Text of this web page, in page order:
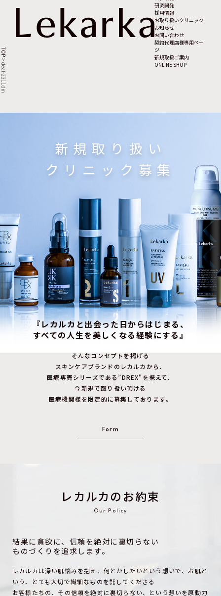
研究開発
採用情報
お取り扱いクリニック
お知らせ
お問い合わせ
契約代理店様専用ペー
ジ
新規取扱ご案内
ONLINE SHOP
TOP
>
deal-2311dm
新規取り扱い
クリニック募集
『レカルカと出会った日からはじまる、
すべての人生を美しくなる経験にする』
そんなコンセプトを掲げる
スキンケアブランドのレカルカから、
医療専売シリーズである”DREX"を携えて、
今新規で取り扱い頂ける
医療機関様を限定的に募集しております。
Form
レカルカのお約束
Our Policy
結果に貪欲に、信頼を絶対に裏切らない
ものづくりを追求します。
レカルカは深い肌悩みを抱え、何とかしたいという想いで、 お肌と
いう、とても大切で繊細なものを託してくださる
お客様たちの、その信頼を絶対に裏切らない、
という想いを原動力